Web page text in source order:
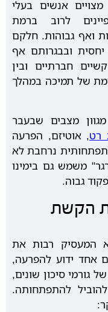
אנשים בעלי
לרוב ברמת
ואף גבוהות. חלקם
יחסית ובבגרותם אף
חברתיים ובין
של תמיכה במהלך
מצבים שבעבר
רט, אוטיזם, הפרעה
נרחבת לא
משמש גם בימינו
גבוה.
הקשת
המעסיק רבות את
אחד ידוע להפרעה,
גורמי סיכון שונים,
להתפתחותה.